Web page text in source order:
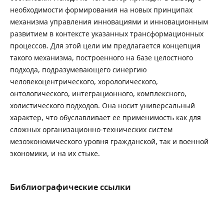
необходимости формирования на новых принципах
механизма управления инновациями и инновационным
развитием в контексте указанных трансформационных
процессов. Для этой цели им предлагается концепция
такого механизма, построенного на базе целостного
подхода, подразумевающего синергию
человекоцентрического, хорологического,
онтологического, интеграционного, комплексного,
холистического подходов. Она носит универсальный
характер, что обуславливает ее применимость как для
сложных организационно-технических систем
мезоэкономического уровня гражданской, так и военной
экономики, и на их стыке.
Библиографические ссылки